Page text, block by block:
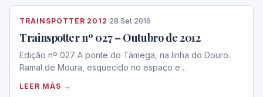
TRAINSPOTTER 2012 ·28 Set 2016
Trainspotter nº 027 – Outubro de 2012
Edição nº 027 A ponte do Tâmega, na linha do Douro.
Ramal de Moura, esquecido no espaço e…
LEER MÁS →